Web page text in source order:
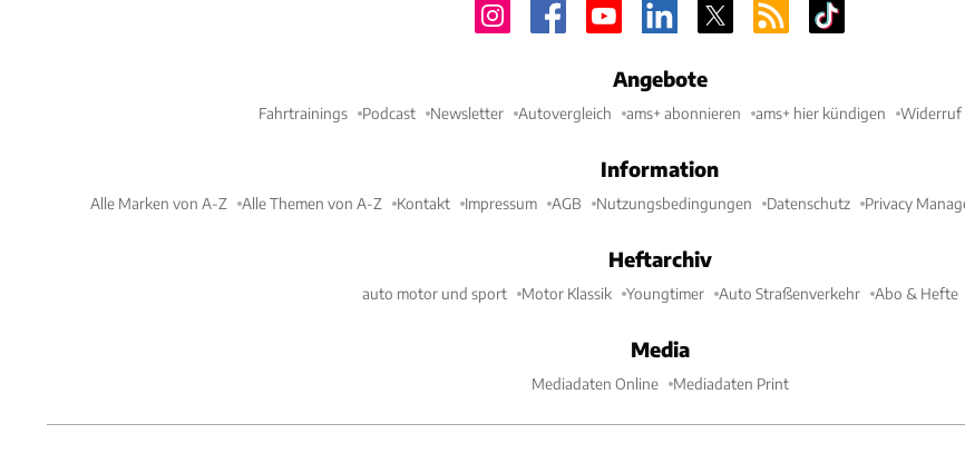
Angebote
Fahrtrainings Podcast Newsletter Autovergleich ams+ abonnieren ams+ hier kündigen Widerruf
Information
Alle Marken von A-Z Alle Themen von A-Z Kontakt Impressum AGB Nutzungsbedingungen Datenschutz Privacy
Heftarchiv
auto motor und sport Motor Klassik Youngtimer Auto Straßenverkehr Abo & Hefte
Media
Mediadaten Online Mediadaten Print